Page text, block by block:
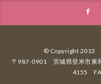
© Copyright 2013
〒987-0901 宮城県登米市東
4155